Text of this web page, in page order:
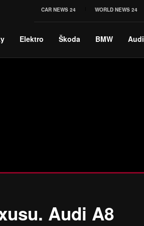
CAR NEWS 24 WORLD NEWS 24
Elektro Škoda BMW Audi
Audi A8